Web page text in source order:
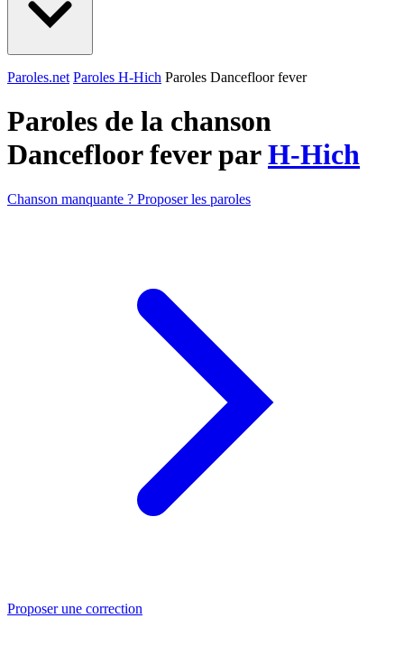
Paroles.net Paroles H-Hich Paroles Dancefloor fever
Paroles de la chanson
Dancefloor fever parH-Hich
Chanson manquante ? Proposer les paroles
Proposer une correction